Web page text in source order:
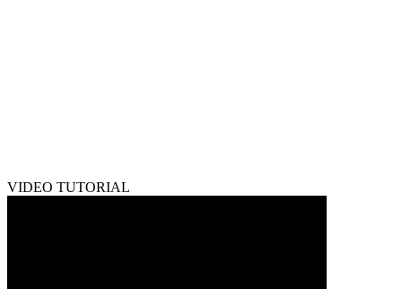
VIDEO TUTORIAL